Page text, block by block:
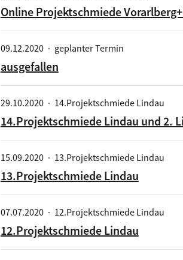
Online Projektschmiede
09.12.2020 · geplanter Termin
ausgefallen
29.10.2020 · 14.Projektschmiede Lindau
14.Projektschmiede Lindau und 2.
15.09.2020 · 13.Projektschmiede Lindau
13.Projektschmiede Lindau
07.07.2020 · 12.Projektschmiede Lindau
12.Projektschmiede Lindau